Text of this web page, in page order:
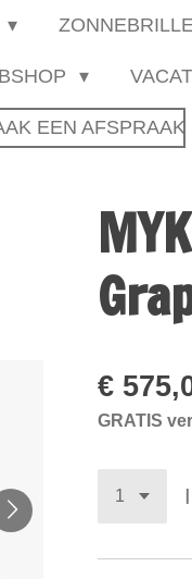
EEN AFSPRAAK
€
GRATIS